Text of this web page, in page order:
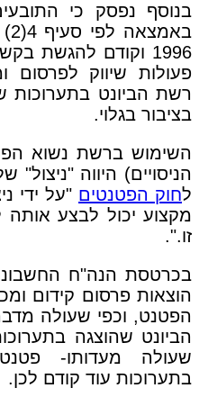
בנוסף נפסק כי
באמצאה לפי סעיף 4(2) ל
1996 וקודם להגשת
פעולות שיווק לפרסום
רשת הביונט בתערוכות
בציבור בגלוי.
השימוש ברשת נשוא
לחוק הפטנטים "על ידי
מקצוע יכול לבצע אותה
זו.".
בכרטסת הנה"ח
הוצאות פרסום קידום
הפטנט, וכפי שעולה
הביונט שהוצגה
שעולה מעדותו-
בתערוכות עוד קודם לכן.